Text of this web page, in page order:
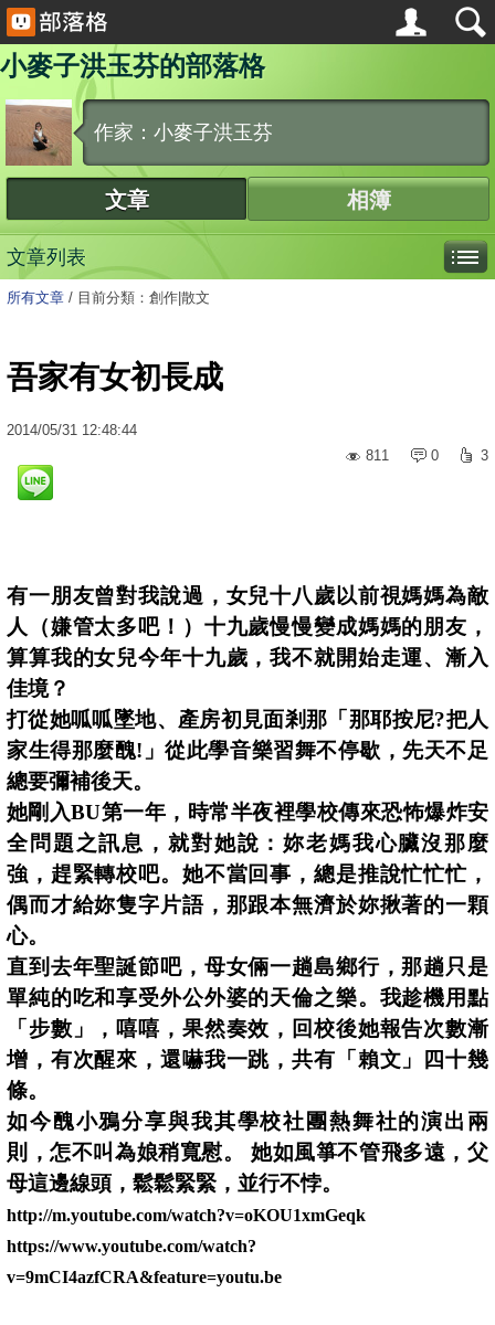
小麥子洪玉芬的部落格
作家：小麥子洪玉芬
文章 相簿
文章列表
所有文章 / 目前分類：創作|散文
吾家有女初長成
2014/05/31 12:48:44
811
0 3
有一朋友曾對我說過，女兒十八歲以前視媽媽為敵
人（嫌管太多吧！）十九歲慢慢變成媽媽的朋友，
算算我的女兒今年十九歲，我不就開始走運、漸入
佳境？
打從她呱呱墜地、產房初見面剎那「那耶按尼?把人
家生得那麼醜! 」從此學音樂習舞不停歇，先天不足
總要彌補後天。
她剛入BU第一年，時常半夜裡學校傳來恐怖爆炸安
全問題之訊息，就對她說：妳老媽我心臟沒那麼
強，趕緊轉校吧。她不當回事，總是推說忙忙忙，
偶而才給妳隻字片語，那跟本無濟於妳揪著的一顆
心。
直到去年聖誕節吧，母女倆一趟島鄉行，那趟只是
單純的吃和享受外公外婆的天倫之樂。我趁機用點
「步數」，嘻嘻，果然奏效，回校後她報告次數漸
增，有次醒來，還嚇我一跳，共有「賴文」四十幾
條。
如今醜小鴉分享與我其學校社團熱舞社的演出兩
則，怎不叫為娘稍寬慰。 她如風箏不管飛多遠，父
母這邊線頭，鬆鬆緊緊，並行不悖。
http://m.youtube.com/watch?v=oKOU1xmGeqk
https://www.youtube.com/watch?
v=9mCI4azfCRA&feature=youtu.be